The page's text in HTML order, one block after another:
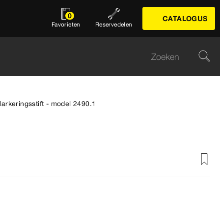
0
Favorieten Reservedelen
CATALOGUS
- model 2490.1